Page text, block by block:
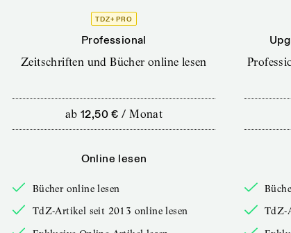
TDZ+ PRO
Professional
Zeitschriften und Bücher online lesen
ab 12,50 € /Monat
Online lesen
Bücher online lesen
TdZ-Artikel seit 2013 online lesen
TdZ-